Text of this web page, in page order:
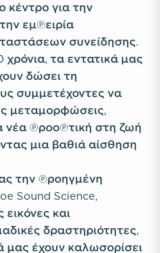
κέντρο για την
εμπειρία
συνείδησης.
τα εντατικά μας
δώσει τη
συμμετέχοντες να
μεταμορφώσεις,
νέα προοπτική στη ζωή
μια βαθιά αίσθηση
την προηγμένη
Sound Science,
και
δραστηριότητες,
έχουν καλωσορίσει